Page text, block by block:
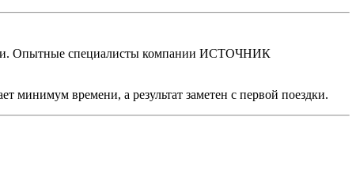
Опытные специалисты компании ИСТОЧНИК
минимум времени, а результат заметен с первой поездки.